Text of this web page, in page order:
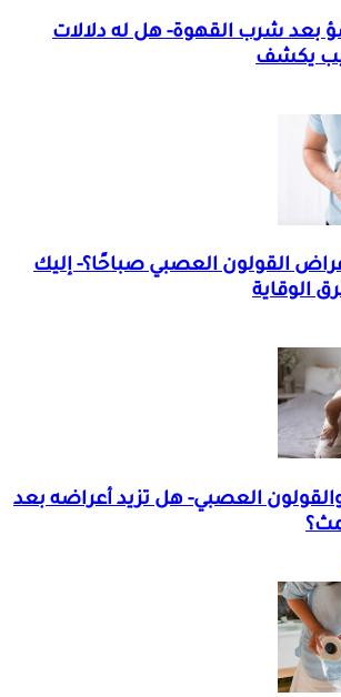
بعد شرب القهوة- هل له دلالات
يكشف
القولون العصبي صباحًا؟- إليك
الوقاية
العصبي- هل تزيد أعراضه بعد